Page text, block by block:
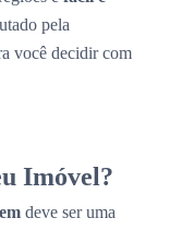
pela
você decidir com
Imóvel?
deve ser uma